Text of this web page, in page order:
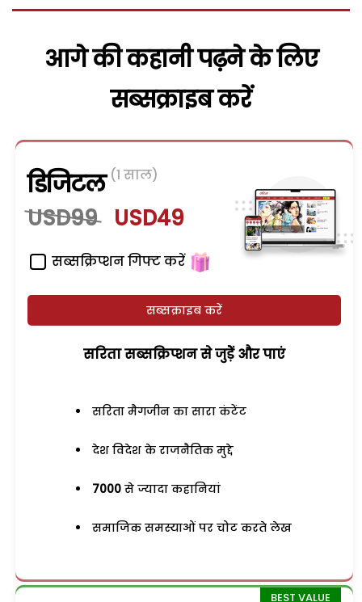
आगे की कहानी पढ़ने के लिए
सब्सक्राइब करें
डिजिटल (1 साल)
USD99 USD49
सब्सक्रिप्शन गिफ्ट करें
सब्सक्राइब करें
सरिता सब्सक्रिप्शन से जुड़ेें और पाएं
सरिता मैगजीन का सारा कंटेंट
देश विदेश के राजनैतिक मुद्दे
7000 से ज्यादा कहानियां
समाजिक समस्याओं पर चोट करते लेख